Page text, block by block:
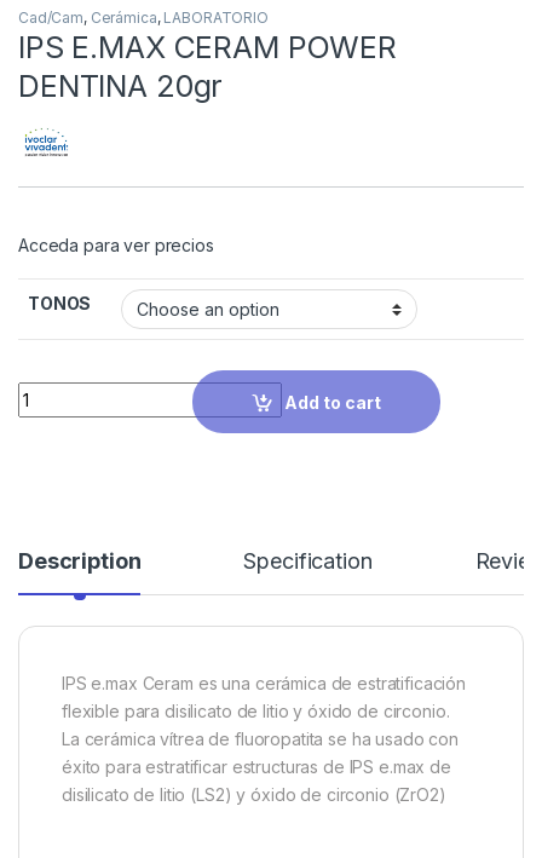
Cad/Cam, Cerámica, LABORATORIO
IPS E.MAX CERAM POWER
DENTINA 20gr
Acceda para ver precios
TONOS
Quantity
Add to cart
Description Specification
IPS e.max Ceram es una cerámica de estratificación
flexible para disilicato de litio y óxido de circonio.
La cerámica vítrea de fluoropatita se ha usado con
éxito para estratificar estructuras de IPS e.max de
disilicato de litio (LS2) y óxido de circonio (ZrO2)